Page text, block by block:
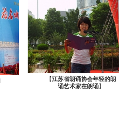
【江苏省朗诵协会年轻的朗
诵艺术家在朗诵】